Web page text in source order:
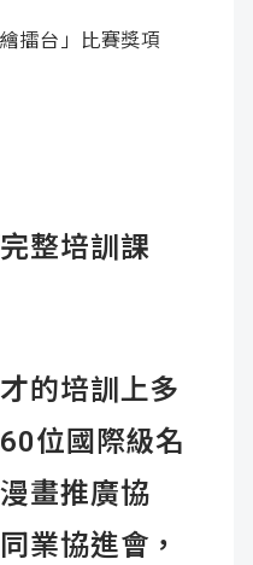
擂台」比賽獎項
整培訓課
的培訓上多
位國際級名
畫推廣協
業協進會，